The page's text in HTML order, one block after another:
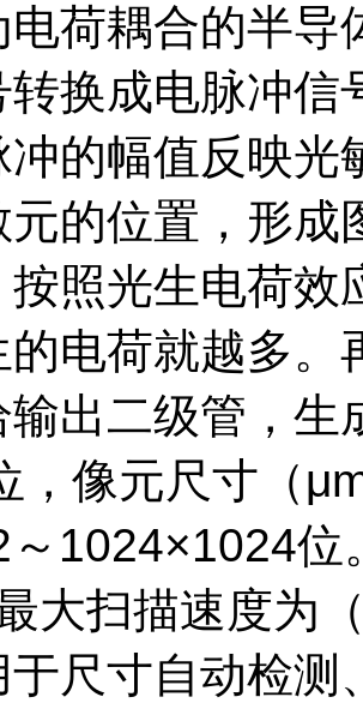
电荷耦合的半导
转换成电脉冲信
的幅值反映光
元的位置，形
按照光生电荷效
的电荷就越多。
输出二级管，
，像元尺寸（
1024×1024位
大扫描速度为
于尺寸自动检测